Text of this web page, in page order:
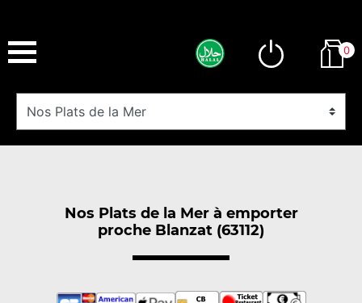
0
Nos Plats de la Mer à emporter
proche Blanzat (63112)